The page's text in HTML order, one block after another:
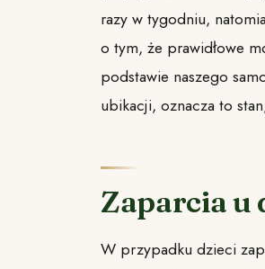
razy w tygodniu,
o tym, że prawidłowe
podstawie naszego
ubikacji, oznacza to
Zaparcia u
W przypadku dzieci